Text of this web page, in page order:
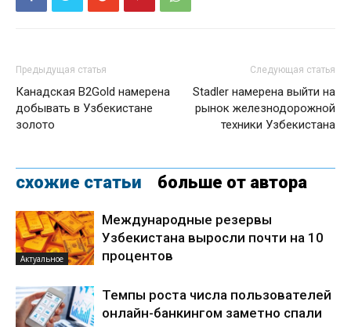
Предыдущая статья
Канадская B2Gold намерена
добывать в Узбекистане
золото
Следующая статья
Stadler намерена выйти на
рынок железнодорожной
техники Узбекистана
схожие статьи больше от автора
Актуальное
Международные резервы
Узбекистана выросли почти на 10
процентов
Темпы роста числа пользователей
онлайн-банкингом заметно спали